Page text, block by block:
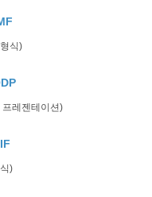
식)
레젠테이션)
)